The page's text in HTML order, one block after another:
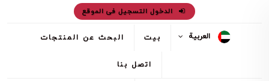
الدخول التسجيل فى الموقع
العربية بيت البحث عن المنتجات
اتصل بنا